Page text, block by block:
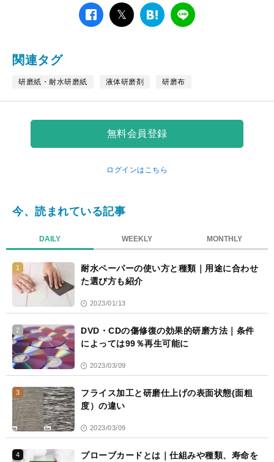
facebook
twitterは
ク
ー
ク
LINE
関連タグ
研磨紙・耐水研磨紙 液体研磨剤 研磨布
無料会員登録
ログインはこちら
今、読まれている記事
DAILY WEEKLY MONTHLY
1
耐水ペーパーの使い方と種類｜用途に合わせ
た選び方も紹介
2023/01/13
2
DVD・CDの傷修復の効果的研磨方法｜条件
によっては99％再生可能に
2023/03/09
3
フライス加工と研磨仕上げの表面状態(面粗
度）の違い
2023/03/09
4
プローブカードとは｜仕組みや種類、寿命を